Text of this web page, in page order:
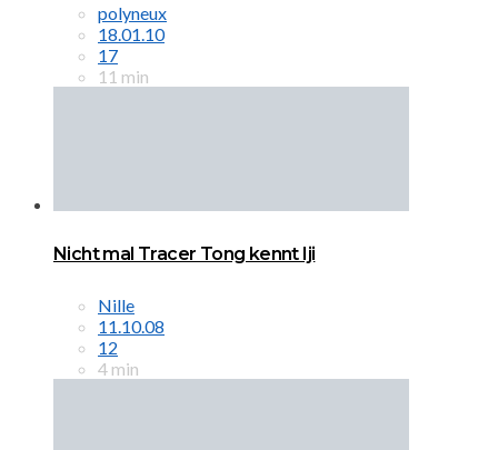
polyneux
18.01.10
17
11 min
Nicht mal Tracer Tong kennt Iji
Nille
11.10.08
12
4 min